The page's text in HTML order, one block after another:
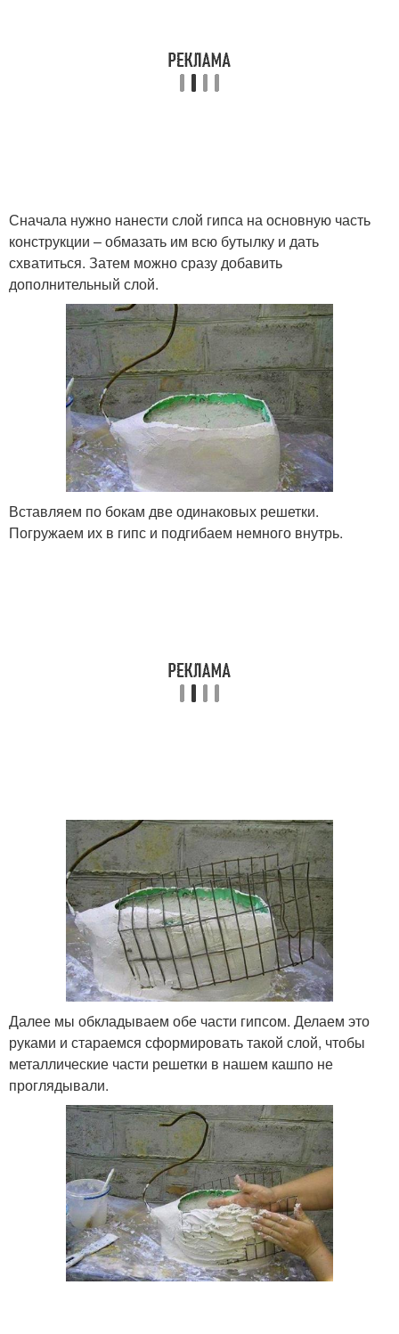
Сначала нужно нанести слой гипса на основную часть
конструкции – обмазать им всю бутылку и дать
схватиться. Затем можно сразу добавить
дополнительный слой.
Вставляем по бокам две одинаковых решетки.
Погружаем их в гипс и подгибаем немного внутрь.
Далее мы обкладываем обе части гипсом. Делаем это
руками и стараемся сформировать такой слой, чтобы
металлические части решетки в нашем кашпо не
проглядывали.